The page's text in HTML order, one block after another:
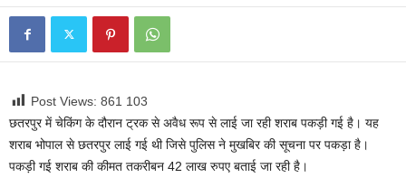
Post Views: 861 103
छतरपुर में चेकिंग के दौरान ट्रक से अवैध रूप से लाई जा रही शराब पकड़ी गई है। यह
शराब भोपाल से छतरपुर लाई गई थी जिसे पुलिस ने मुखबिर की सूचना पर पकड़ा है।
पकड़ी गई शराब की कीमत तकरीबन 42 लाख रुपए बताई जा रही है।